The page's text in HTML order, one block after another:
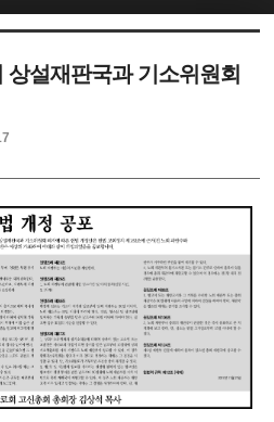
상설재판국과 기소위원회
케치북5
케치북5